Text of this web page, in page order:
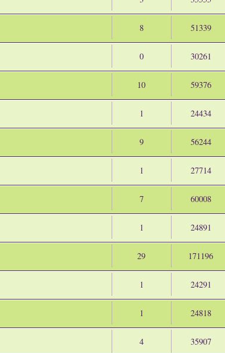
8 51339
0 30261
10 59376
1 24434
9 56244
1 27714
7 60008
1 24891
29 171196
1 24291
1 24818
4 35907